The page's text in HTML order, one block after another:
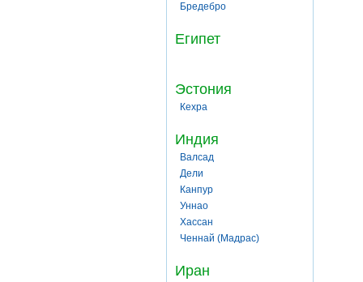
Бредебро
Египет
Эстония
Кехра
Индия
Валсад
Дели
Канпур
Уннао
Хассан
Ченнай (Мадрас)
Иран